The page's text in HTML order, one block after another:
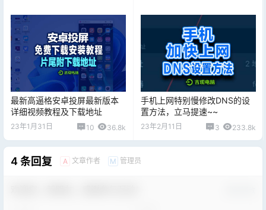
最新高逼格安卓投屏最新版本
详细视频教程及下载地址
23年1月31日 10 36.8k
手机上网特别慢修改DNS的设
置方法，立马提速~~
23年2月11日 3 233.8k
4 条回复 A 文章作者 M 管理员